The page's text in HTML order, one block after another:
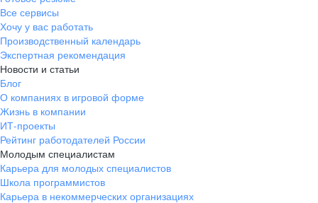
Все сервисы
Хочу у вас работать
Производственный календарь
Экспертная рекомендация
Новости и статьи
Блог
О компаниях в игровой форме
Жизнь в компании
ИТ-проекты
Рейтинг работодателей России
Молодым специалистам
Карьера для молодых специалистов
Школа программистов
Карьера в некоммерческих организациях